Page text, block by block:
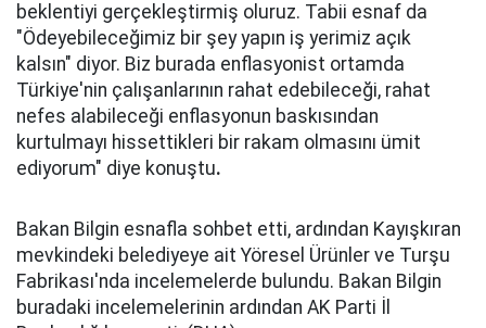
beklentiyi gerçekleştirmiş oluruz. Tabii esnaf da
"Ödeyebileceğimiz bir şey yapın iş yerimiz açık
kalsın" diyor. Biz burada enflasyonist ortamda
Türkiye'nin çalışanlarının rahat edebileceği, rahat
nefes alabileceği enflasyonun baskısından
kurtulmayı hissettikleri bir rakam olmasını ümit
ediyorum" diye konuştu.
Bakan Bilgin esnafla sohbet etti, ardından Kayışkıran
mevkindeki belediyeye ait Yöresel Ürünler ve Turşu
Fabrikası'nda incelemelerde bulundu. Bakan Bilgin
buradaki incelemelerinin ardından AK Parti İl